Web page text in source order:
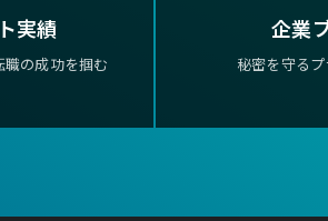
実績
の成功を掴む
企業
秘密を守る